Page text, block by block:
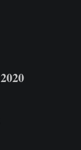
2020